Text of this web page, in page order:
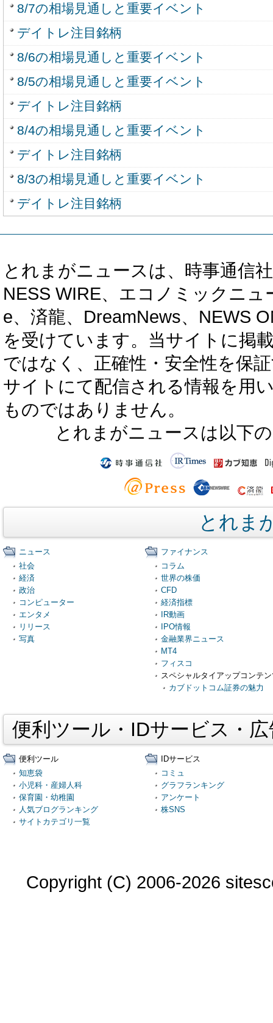
8/7の相場見通しと重要イベント
デイトレ注目銘柄
8/6の相場見通しと重要イベント
8/5の相場見通しと重要イベント
デイトレ注目銘柄
8/4の相場見通しと重要イベント
デイトレ注目銘柄
8/3の相場見通しと重要イベント
デイトレ注目銘柄
とれまがニュースは、時事通信
NESS WIRE、エコノミックニ
e、済龍、DreamNews、NEWS
を受けています。当サイトに掲
ではなく、正確性・安全性を保
サイトにて配信される情報を用
ものではありません。
とれまがニュースは以下
とれま
ニュース
社会
経済
政治
コンピューター
エンタメ
リリース
写真
ファイナンス
コラム
世界の株価
CFD
経済指標
IR動画
IPO情報
金融業界ニュース
MT4
フィスコ
スペシャルタイアップコンテ
カブドットコム証券の魅力
便利ツール・IDサービス・
便利ツール
知恵袋
小児科・産婦人科
保育園・幼稚園
人気ブログランキング
サイトカテゴリ一覧
IDサービス
コミュ
グラフランキング
アンケート
株SNS
Copyright (C) 2006-2026